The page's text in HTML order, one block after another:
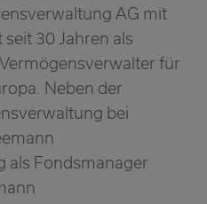
AG mit
30 Jahren als
für
Neben der
bei
als Fondsmanager